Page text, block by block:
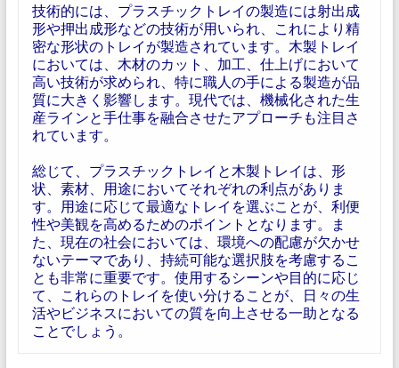
技術的には、プラスチックトレイの製造には射出成
形や押出成形などの技術が用いられ、これにより精
密な形状のトレイが製造されています。木製トレイ
においては、木材のカット、加工、仕上げにおいて
高い技術が求められ、特に職人の手による製造が品
質に大きく影響します。現代では、機械化された生
産ラインと手仕事を融合させたアプローチも注目さ
れています。
総じて、プラスチックトレイと木製トレイは、形
状、素材、用途においてそれぞれの利点がありま
す。用途に応じて最適なトレイを選ぶことが、利便
性や美観を高めるためのポイントとなります。ま
た、現在の社会においては、環境への配慮が欠かせ
ないテーマであり、持続可能な選択肢を考慮するこ
とも非常に重要です。使用するシーンや目的に応じ
て、これらのトレイを使い分けることが、日々の生
活やビジネスにおいての質を向上させる一助となる
ことでしょう。